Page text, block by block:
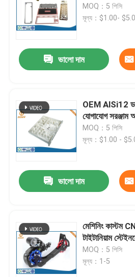
MOQ：5 পিসি
মূল্য：$1.00-
ভালো দাম
OEM AlSi12
যোগাযোগ সরঞ্জাম
MOQ：5 পিসি
মূল্য：$1.00 -
ভালো দাম
মেশিনিং কাস্টম
টাইটানিয়াম
MOQ：5 পিসি
মূল্য：1-5